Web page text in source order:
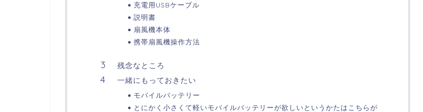
充電用USBケーブル
説明書
扇風機本体
携帯扇風機操作方法
残念なところ
一緒にもっておきたい
モバイルバッテリー
とにかく小さくて軽いモバイルバッテリーが欲しいというかたはこちらが